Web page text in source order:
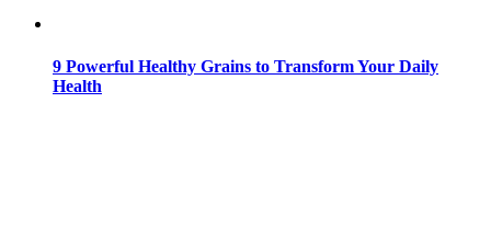
9 Powerful Healthy Grains to Transform Your Daily
Health